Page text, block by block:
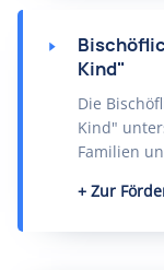
Kind"
Die
Kind"
Familien
Zur